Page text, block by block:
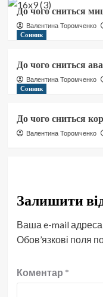
До чого сниться
Валентина Торомченко
Сонник
До чого сниться
Валентина Торомченко
Сонник
До чого сниться
Валентина Торомченко
Залишити
Ваша e-mail
Обов’язкові поля
Коментар *